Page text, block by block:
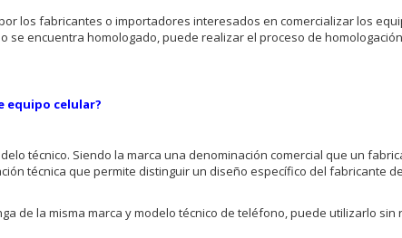
los fabricantes o importadores interesados en comercializar los
se encuentra homologado, puede realizar el proceso de
equipo celular?
técnico. Siendo la marca una denominación comercial que un
técnica que permite distinguir un diseño específico del fabricante
de la misma marca y modelo técnico de teléfono, puede utilizarlo sin